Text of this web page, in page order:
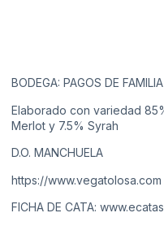
BODEGA: PAGOS DE
Elaborado con variedad
Merlot y 7.5% Syrah
D.O. MANCHUELA
https://www.vegatolosa.com
FICHA DE CATA: